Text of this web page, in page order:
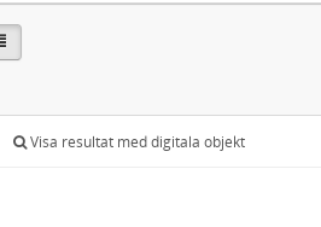
Visa resultat med digitala objekt